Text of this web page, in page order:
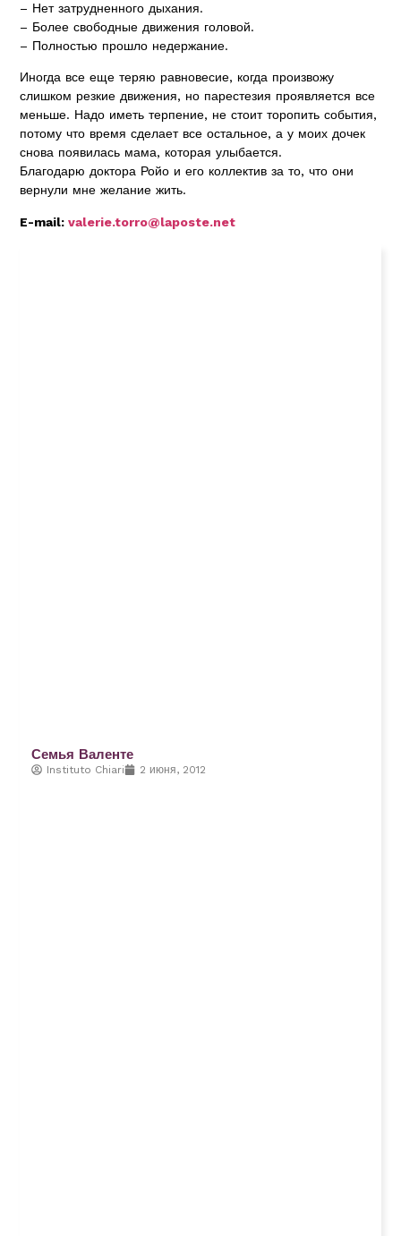
– Нет затрудненного дыхания.
– Более свободные движения головой.
– Полностью прошло недержание.
Иногда все еще теряю равновесие, когда произвожу
слишком резкие движения, но парестезия проявляется все
меньше. Надо иметь терпение, не стоит торопить события,
потому что время сделает все остальное, а у моих дочек
снова появилась мама, которая улыбается.
Благодарю доктора Ройо и его коллектив за то, что они
вернули мне желание жить.
E-mail:valerie.torro@laposte.net
Семья Валенте
Instituto Chiari 2 июня, 2012